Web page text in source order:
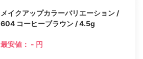
メイクアップカラーバリエーション /
604 コーヒーブラウン / 4.5g
最安値： - 円